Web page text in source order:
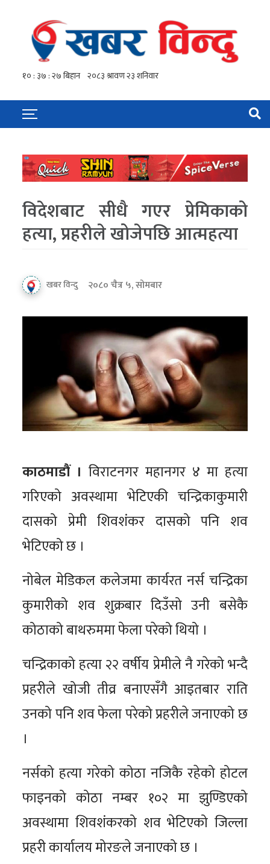
विदेशबाट सीधै गएर प्रेमिकाको
हत्या, प्रहरीले खोजेपछि आत्महत्या
खबर विन्दु २०८० चैत्र ५, सोमबार
काठमाडौं । विराटनगर महानगर ४ मा हत्या
गरिएको अवस्थामा भेटिएकी चन्द्रिकाकुमारी
दासको प्रेमी शिवशंकर दासको पनि शव
भेटिएको छ ।
नोबेल मेडिकल कलेजमा कार्यरत नर्स चन्द्रिका
कुमारीको शव शुक्रबार दिउँसो उनी बसेकै
कोठाको बाथरुममा फेला परेको थियो ।
चन्द्रिकाको हत्या २२ वर्षीय प्रेमीले नै गरेको भन्दै
प्रहरीले खोजी तीव्र बनाएसँगै आइतबार राति
उनको पनि शव फेला परेको प्रहरीले जनाएको छ
।
नर्सको हत्या गरेको कोठा नजिकै रहेको होटल
फाइनको कोठा नम्बर १०२ मा झुण्डिएको
अवस्थामा शिवशंकरको शव भेटिएको जिल्ला
प्रहरी कार्यालय मोरङले जनाएको छ ।